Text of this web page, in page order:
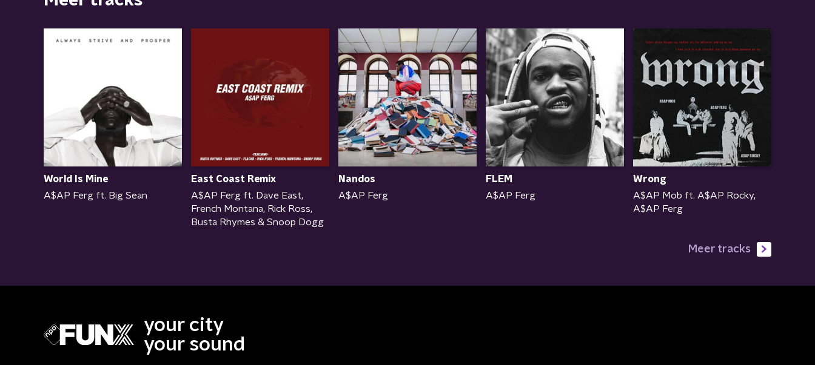
World Is Mine
A$AP Ferg ft. Big Sean
East Coast Remix
A$AP Ferg ft. Dave East,
French Montana, Rick Ross,
Busta Rhymes & Snoop Dogg
Nandos
A$AP Ferg
FLEM
A$AP Ferg
Wrong
A$AP Mob ft. A$AP Rocky,
A$AP Ferg
Meer tracks
your city
your sound